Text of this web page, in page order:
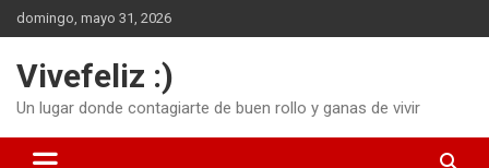
Saltar
al
domingo, mayo 31, 2026
Vivefeliz :)
Un lugar donde contagiarte de buen rollo y ganas de vivir